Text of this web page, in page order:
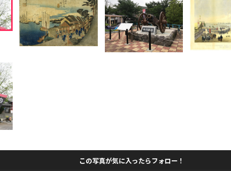
この写真が気に入ったらフォロー！